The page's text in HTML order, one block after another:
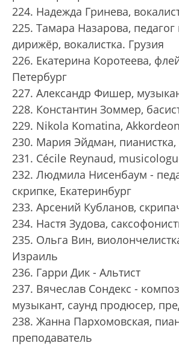
224. Надежда Гринева,
225. Тамара Назарова, педагог
дирижёр, вокалистка. Грузия
226. Екатерина Коротеева,
Петербург
227. Александр Фишер,
228. Константин Зоммер,
229. Nikola Komatina,
230. Мария Эйдман,
231. Cécile Reynaud,
232. Людмила Нисенбаум -
скрипке, Екатеринбург
233. Арсений Кубланов,
234. Настя Зудова,
235. Ольга Вин,
Израиль
236. Гарри Дик - Альтист
237. Вячеслав Сондекс -
музыкант, саунд продюсер,
238. Жанна Пархомовская,
преподаватель